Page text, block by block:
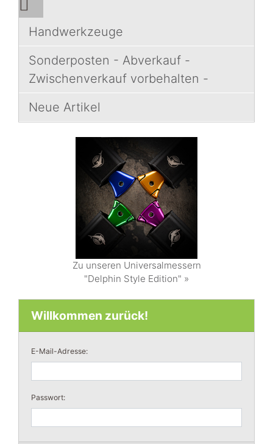
Handwerkzeuge
Sonderposten - Abverkauf -
Zwischenverkauf vorbehalten -
Neue Artikel
Zu unseren Universalmessern
"Delphin Style Edition" »
Willkommen zurück!
E-Mail-Adresse:
Passwort: